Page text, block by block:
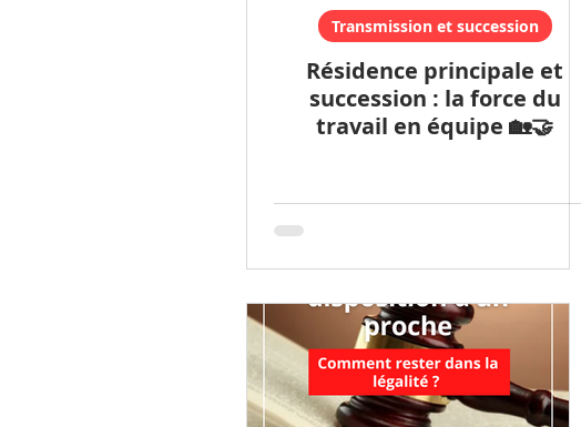
Transmission et succession
Résidence principale et
succession : la force du
travail en équipe 🏡🤝